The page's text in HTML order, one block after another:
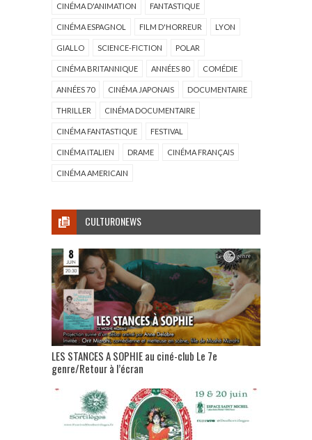
CINÉMA D'ANIMATION FANTASTIQUE
CINÉMA ESPAGNOL FILM D'HORREUR LYON
GIALLO SCIENCE-FICTION POLAR
CINÉMA BRITANNIQUE ANNÉES 80 COMÉDIE
ANNÉES 70 CINÉMA JAPONAIS DOCUMENTAIRE
THRILLER CINÉMA DOCUMENTAIRE
CINÉMA FANTASTIQUE FESTIVAL
CINÉMA ITALIEN DRAME CINÉMA FRANÇAIS
CINÉMA AMERICAIN
CULTURONEWS
LES STANCES A SOPHIE au ciné-club Le 7e
genre/Retour à l’écran